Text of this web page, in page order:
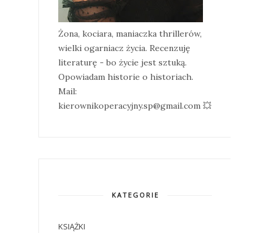
Żona, kociara, maniaczka thrillerów,
wielki ogarniacz życia. Recenzuję
literaturę - bo życie jest sztuką.
Opowiadam historie o historiach.
Mail:
kierownikoperacyjny.sp@gmail.com 💥
KATEGORIE
KSIĄŻKI